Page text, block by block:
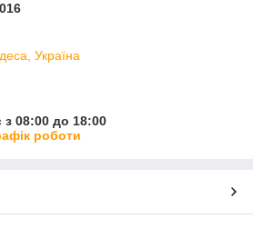
Україна
08:00 до 18:00
роботи